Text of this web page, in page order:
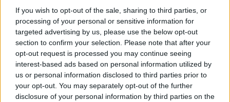
If you wish to opt-out of the sale, sharing to third parties, or
processing of your personal or sensitive information for
targeted advertising by us, please use the below opt-out
section to confirm your selection. Please note that after your
opt-out request is processed you may continue seeing
interest-based ads based on personal information utilized by
us or personal information disclosed to third parties prior to
your opt-out. You may separately opt-out of the further
disclosure of your personal information by third parties on the
Ο Σόλσκιερ φεύγει (;) κι ο Ποτσετίνο έρχεται; (AP)
Προσθέστε το ΕΘΝΟΣ στη Google